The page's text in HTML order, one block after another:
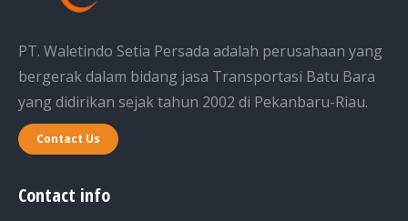
PT. Waletindo Setia Persada adalah perusahaan yang
bergerak dalam bidang jasa Transportasi Batu Bara
yang didirikan sejak tahun 2002 di Pekanbaru-Riau.
Contact Us
Contact info